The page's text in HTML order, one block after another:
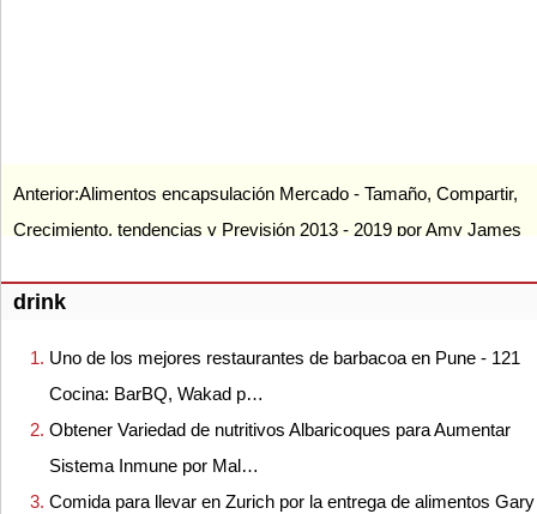
Anterior:Alimentos encapsulación Mercado - Tamaño, Compartir,
Crecimiento, tendencias y Previsión 2013 - 2019 por Amy James
drink
Uno de los mejores restaurantes de barbacoa en Pune - 121
Cocina: BarBQ, Wakad p…
Obtener Variedad de nutritivos Albaricoques para Aumentar
Sistema Inmune por Mal…
Comida para llevar en Zurich por la entrega de alimentos Gary